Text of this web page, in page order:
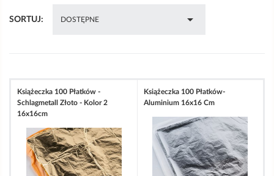
SORTUJ: DOSTĘPNE 
Książeczka 100 Płatków -
Schlagmetall Złoto - Kolor 2
16x16cm
Książeczka 100 Płatków-
Aluminium 16x16 Cm